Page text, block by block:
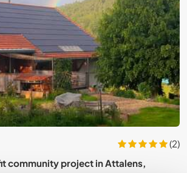
(2)
community project in Attalens,